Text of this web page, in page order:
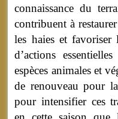
connaissance du
contribuent à
les haies et
d’actions
espèces animales et
de renouveau pour
pour intensifier ces